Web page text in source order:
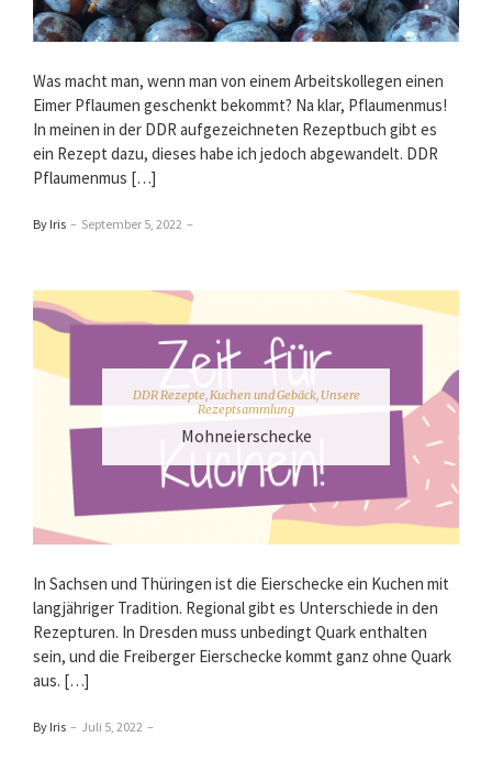
Was macht man, wenn man von einem Arbeitskollegen einen
Eimer Pflaumen geschenkt bekommt? Na klar, Pflaumenmus!
In meinen in der DDR aufgezeichneten Rezeptbuch gibt es
ein Rezept dazu, dieses habe ich jedoch abgewandelt. DDR
Pflaumenmus […]
By Iris – September 5, 2022 –
DDR Rezepte,Kuchen und Gebäck, Unsere
Rezeptsammlung
Mohneierschecke
In Sachsen und Thüringen ist die Eierschecke ein Kuchen mit
langjähriger Tradition. Regional gibt es Unterschiede in den
Rezepturen. In Dresden muss unbedingt Quark enthalten
sein, und die Freiberger Eierschecke kommt ganz ohne Quark
aus. […]
By Iris – Juli 5, 2022 –